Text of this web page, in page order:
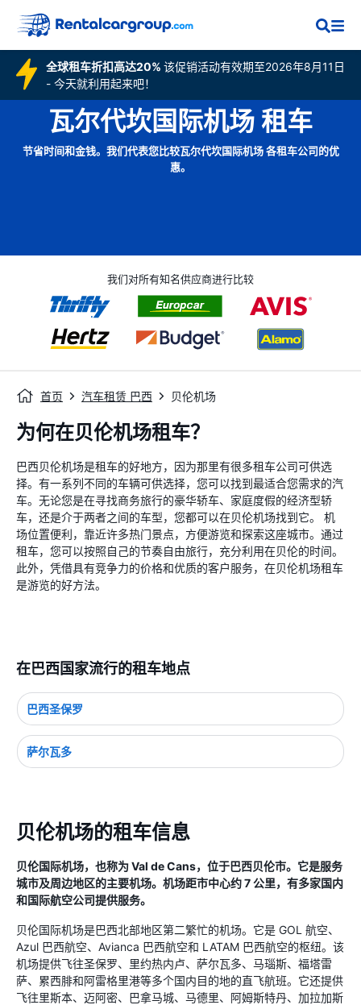
全球租车折扣高达20% 该促销活动有效期至2026年8月11日
- 今天就利用起来吧！
瓦尔代坎国际机场 租车
节省时间和金钱。我们代表您比较瓦尔代坎国际机场 各租车公司的优
惠。
我们对所有知名供应商进行比较
首页 汽车租赁 巴西 贝伦机场
为何在贝伦机场租车？
巴西贝伦机场是租车的好地方，因为那里有很多租车公司可供选
择。有一系列不同的车辆可供选择，您可以找到最适合您需求的汽
车。无论您是在寻找商务旅行的豪华轿车、家庭度假的经济型轿
车，还是介于两者之间的车型，您都可以在贝伦机场找到它。 机
场位置便利，靠近许多热门景点，方便游览和探索这座城市。通过
租车，您可以按照自己的节奏自由旅行，充分利用在贝伦的时间。
此外，凭借具有竞争力的价格和优质的客户服务，在贝伦机场租车
是游览的好方法。
在巴西国家流行的租车地点
巴西圣保罗
萨尔瓦多
贝伦机场的租车信息
贝伦国际机场，也称为 Val de Cans，位于巴西贝伦市。它是服务
城市及周边地区的主要机场。机场距市中心约 7 公里，有多家国内
和国际航空公司提供服务。
贝伦国际机场是巴西北部地区第二繁忙的机场。它是 GOL 航空、
Azul 巴西航空、Avianca 巴西航空和 LATAM 巴西航空的枢纽。该
机场提供飞往圣保罗、里约热内卢、萨尔瓦多、马瑙斯、福塔雷
萨、累西腓和阿雷格里港等多个国内目的地的直飞航班。它还提供
飞往里斯本、迈阿密、巴拿马城、马德里、阿姆斯特丹、加拉加斯